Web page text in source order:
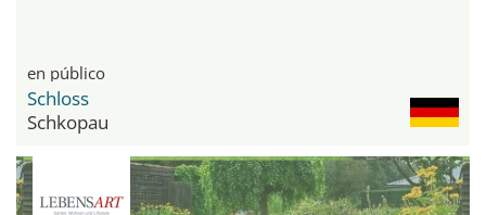
en público
Schloss
Schkopau